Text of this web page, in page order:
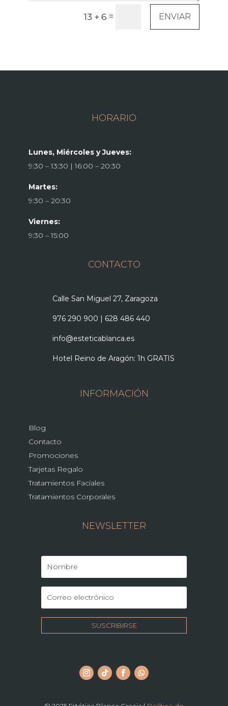
13 + 6 = ENVIAR
HORARIO
Lunes, Miércoles y Jueves:
9:30 – 13:30 | 16:00 – 20:30
Martes:
9:30 – 20:30
Viernes:
9:30 – 15:00
CONTACTO
Calle San Miguel 27, Zaragoza
976 290 900 | 628 486 440
info@esteticablanca.es
Hotel Reino de Aragón: 1h GRATIS
INFORMACIÓN
Blog
Contacto
Promociones
Tarjetas Regalo
Tratamientos Faciales
Tratamientos Corporales
NEWSLETTER
SUSCRIBIRSE